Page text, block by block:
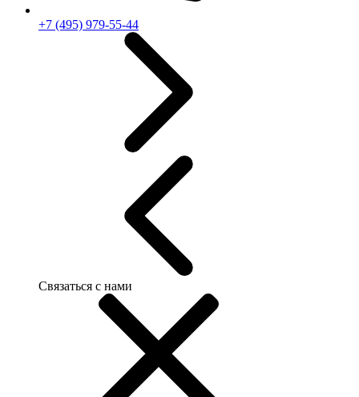
+7 (495) 979-55-44
Связаться с нами